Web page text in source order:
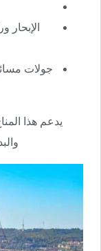
جولات
يدعم هذا